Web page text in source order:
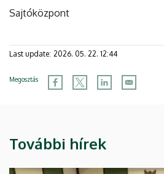
Sajtóközpont
Last update: 2026. 05. 22. 12:44
Megosztás
További hírek